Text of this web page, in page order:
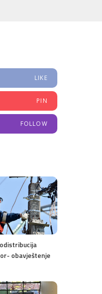
LIKE
PIN
FOLLOW
obavještenje